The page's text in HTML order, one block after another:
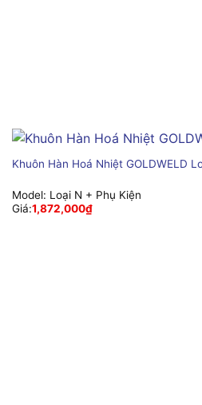
Khuôn Hàn Hoá Nhiệt GOLDWELD
Model: Loại N + Phụ Kiện
Giá:1,872,000₫